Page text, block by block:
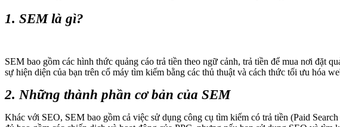
1. SEM là gì?
SEM bao gồm các hình thức quảng cáo trả tiền theo ngữ cảnh, trả tiền để mua nơi đặt
sự hiện diện của bạn trên cổ máy tìm kiếm bằng các thủ thuật và cách thức tối ưu hóa
2. Những thành phần cơ bản của SEM
Khác với SEO, SEM bao gồm cả việc sử dụng công cụ tìm kiếm có trả tiền (Paid